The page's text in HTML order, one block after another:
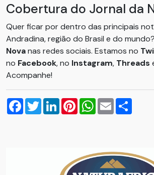
Cobertura do Jornal da
Quer ficar por dentro das principais
Andradina, região do Brasil e do
Novanas redes sociais. Estamos no
no Facebook, no Instagram, Threads
Acompanhe!
Facebook
TwitterLinkedInPinterestWhatsApp
Email